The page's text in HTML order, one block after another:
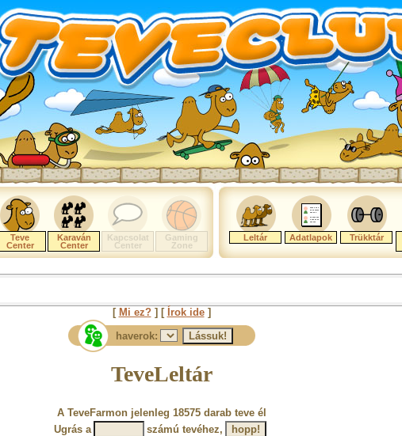
Teve
Center
Karaván
Center
Kapcsolat
Center
Gaming
Zone
Leltár Adatlapok Trükktár
[ Mi ez?] [ Írok ide]
haverok:
TeveLeltár
A TeveFarmon jelenleg 18575 darab teve él
Ugrás a
számú tevéhez,